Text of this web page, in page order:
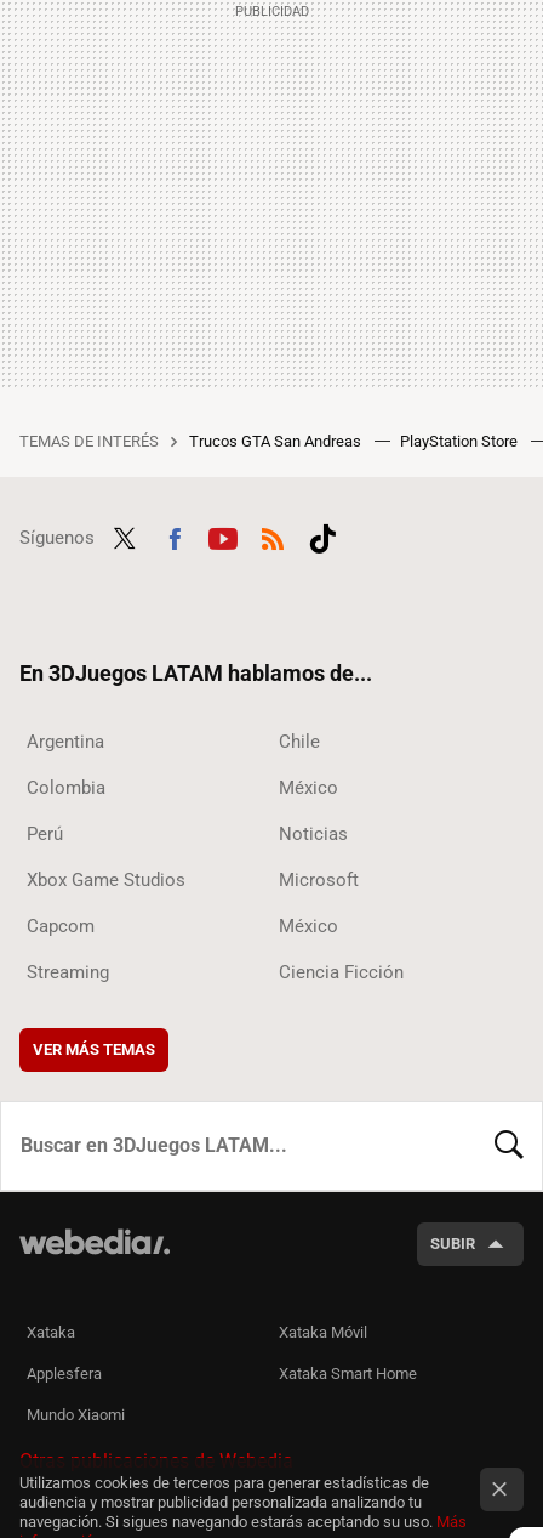
TEMAS DE INTERÉS Trucos GTA San Andreas PlayStation Store
Síguenos
En 3DJuegos LATAM hablamos de...
Argentina Chile
Colombia México
Perú Noticias
Xbox Game Studios Microsoft
Capcom México
Streaming Ciencia Ficción
VER MÁS TEMAS
SUBIR
Xataka Xataka Móvil
Applesfera Xataka Smart Home
Mundo Xiaomi
Otras publicaciones de Webedia
Utilizamos cookies de terceros para generar estadísticas de
audiencia y mostrar publicidad personalizada analizando tu
navegación. Si sigues navegando estarás aceptando su uso. Más